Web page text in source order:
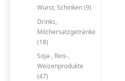
Wurst, Schinken (9)
Drinks,
Milchersatzgetränke
(18)
Soja-, Reis-,
Weizenprodukte
(47)